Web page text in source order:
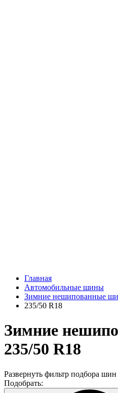
Главная
Автомобильные шины
Зимние нешипованные
235/50 R18
Зимние
235/50 R18
Развернуть фильтр подбора шин
Подобрать: